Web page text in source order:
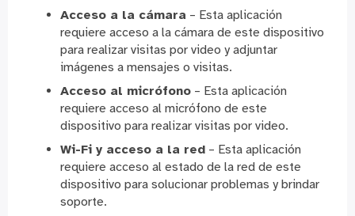
Acceso a la cámara– Esta aplicación
requiere acceso a la cámara de este dispositivo
para realizar visitas por video y adjuntar
imágenes a mensajes o visitas.
Acceso al micrófono– Esta aplicación
requiere acceso al micrófono de este
dispositivo para realizar visitas por video.
Wi-Fi y acceso a la red– Esta aplicación
requiere acceso al estado de la red de este
dispositivo para solucionar problemas y brindar
soporte.